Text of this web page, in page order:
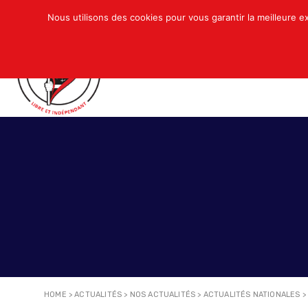
HOME >ACTUALITÉS > NOS ACTUALITÉS > ACTUALITÉS NATIONALES >
Nous utilisons des cookies pour vous garantir la meilleure